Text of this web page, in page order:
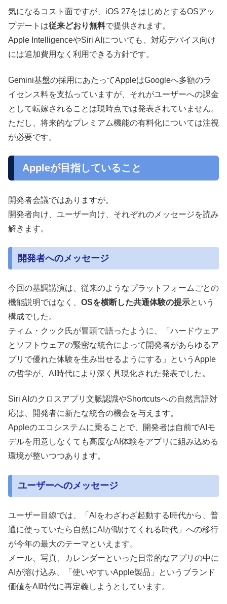
気になるコスト面ですが、iOS 27をはじめとするOSアッ
プデートは従来どおり無料で提供されます。
Apple IntelligenceやSiri AIについても、対応デバイス向け
には追加費用なく利用できる方針です。
Gemini基盤の採用にあたってAppleはGoogleへ多額のラ
イセンス料を支払っていますが、それがユーザーへの課金
として転嫁されることは現時点では発表されていません。
ただし、将来的なプレミアム機能の有料化については注視
が必要です。
Appleが目指していること
開発者会議ではありますが。
開発者向け、ユーザー向け、それぞれのメッセージを読み
解きます。
開発者へのメッセージ
今回の基調講演は、従来のようなプラットフォームごとの
機能説明ではなく、 OSを横断した共通体験の提示という
構成でした。
ティム・クック氏が冒頭で語ったように、「ハードウェア
とソフトウェアの緊密な統合によって開発者があらゆるア
プリで優れた体験を生み出せるようにする」というApple
の哲学が、AI時代により深く具現化された発表でした。
Siri AIのクロスアプリ文脈認識やShortcutsへの自然言語対
応は、開発者に新たな統合の機会を与えます。
Appleのエコシステムに乗ることで、開発者は自前でAIモ
デルを用意しなくても高度なAI体験をアプリに組み込める
環境が整いつつあります。
ユーザーへのメッセージ
ユーザー目線では、「AIをわざわざ起動する時代から、普
通に使っていたら自然にAIが助けてくれる時代」への移行
が今年の最大のテーマといえます。
メール、写真、カレンダーといった日常的なアプリの中に
AIが溶け込み、「使いやすいApple製品」というブランド
価値をAI時代に再定義しようとしています。